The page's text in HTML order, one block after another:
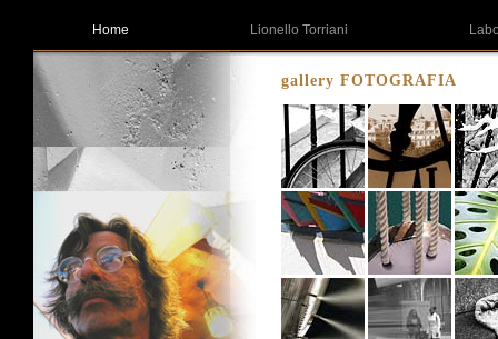
Home Lionello Torriani
gallery FOTOGRAFIA